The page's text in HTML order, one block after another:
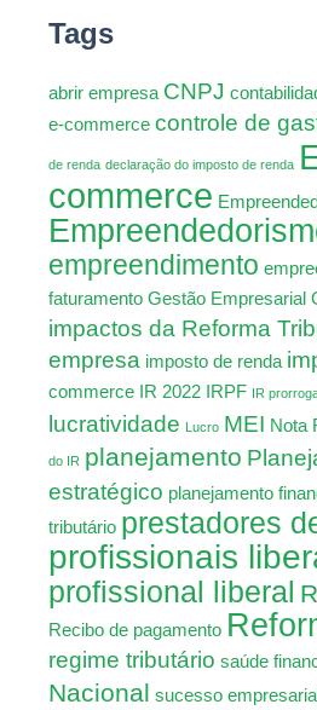
Tags
abrir empresa CNPJ
e-commerce controle de
de renda declaração do imposto de renda
commerce
empreendimento
faturamento Gestão Empresarial
impactos da Reforma
empresa imposto de renda
commerce IR 2022 IRPF IR
lucratividade Lucro MEI Nota
do IR planejamento
estratégico planejamento
tributário prestadores
profissionais
profissional liberal
Recibo de pagamento
regime tributário saúde
Nacional sucesso